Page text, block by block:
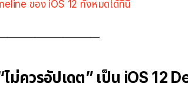
ของ iOS 12 ทั้งหมดได้ที่นี่
ไม่ควรอัปเดต” เป็น iOS 12